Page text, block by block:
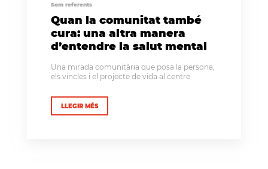
Som referents
Quan la comunitat també
cura: una altra manera
d’entendre la salut mental
Una mirada comunitària que posa la persona,
els vincles i el projecte de vida al centre
LLEGIR MÉS